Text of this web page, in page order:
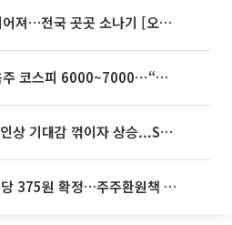
35도 안팎 무더위 이어져…전국 곳곳 소나기 [오늘 날씨]
[주간증시전망] 다음주 코스피 6000~7000⋯“外人 수급은 정책이 변수”
뉴욕증시, 연준 금리인상 기대감 꺾이자 상승...S&P500 사상 최고치 [종합]
SK하이닉스, 분기배당 375원 확정…주주환원책 9월로 앞당겨 발표